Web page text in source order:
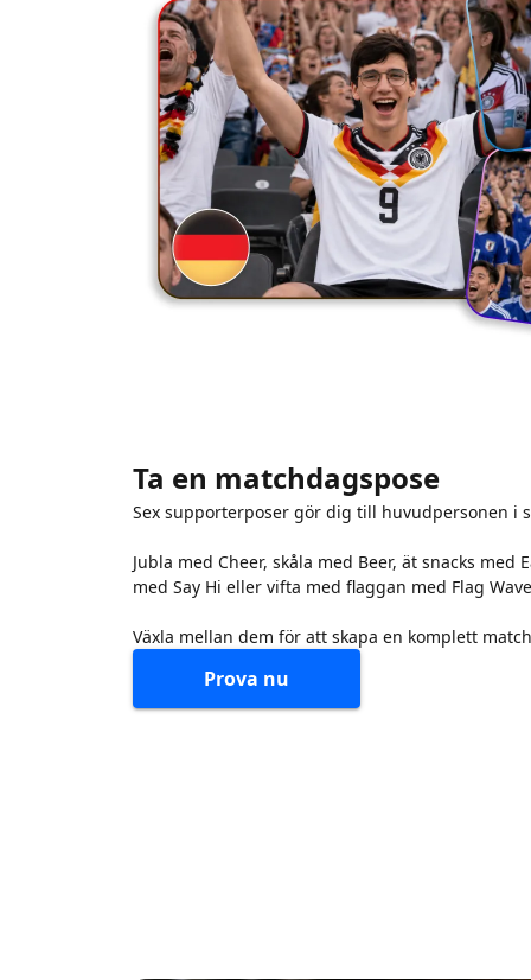
Ta en matchdagspose
Sex supporterposer gör dig till huvudpersonen i
Jubla med Cheer, skåla med Beer, ät snacks
med Say Hi eller vifta med flaggan med Flag
Växla mellan dem för att skapa en komplett
Prova nu